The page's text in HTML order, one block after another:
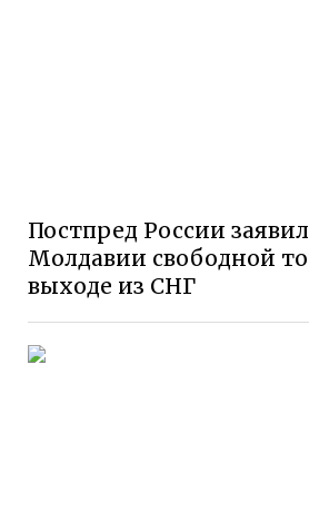
Постпред России
Молдавии свободной
выходе из СНГ